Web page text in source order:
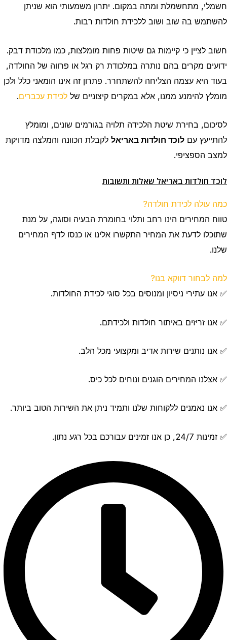
חשמלי, מתחשמלת ומתה במקום. יתרון משמעותי הוא שניתן
להשתמש בה שוב ושוב ללכידת חולדות רבות.
חשוב לציין כי קיימות גם שיטות פחות מומלצות, כמו מלכודת דבק.
ידועים מקרים בהם נותרה במלכודת רק רגל או פרווה של החולדה,
בעוד היא עצמה הצליחה להשתחרר. פתרון זה אינו הומאני כלל ולכן
מומלץ להימנע ממנו, אלא במקרים קיצוניים של לכידת עכברים.
לסיכום, בחירת שיטת הלכידה תלויה בגורמים שונים, ומומלץ
להתייעץ עם לוכד חולדות באריאל לקבלת הכוונה והמלצה מדויקת
למצב הספציפי.
לוכד חולדות באריאל שאלות ותשובות
כמה עולה לכידת חולדה?
טווח המחירים הינו רחב ותלוי בחומרת הבעיה וסוגה, על מנת
שתוכלו לדעת את המחיר התקשרו אלינו או כנסו לדף המחירים
שלנו.
למה לבחור דווקא בנו?
✅ אנו עתירי ניסיון ומנוסים בכל סוגי לכידת החולדות.
✅ אנו זריזים באיתור חולדות ולכידתם.
✅ אנו נותנים שירות אדיב ומקצועי מכל הלב.
✅ אצלנו המחירים הוגנים ונוחים לכל כיס.
✅ אנו נאמנים ללקוחות שלנו ותמיד ניתן את השירות הטוב ביותר.
✅ זמינות 24/7, כן אנו זמינים עבורכם בכל רגע נתון.